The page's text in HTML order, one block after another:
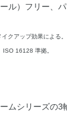
ル）フリー、パ
クアップ効果による。
16128 準拠。
ムシリーズの